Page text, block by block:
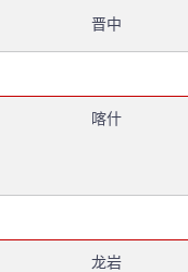
晋中
喀什
龙岩